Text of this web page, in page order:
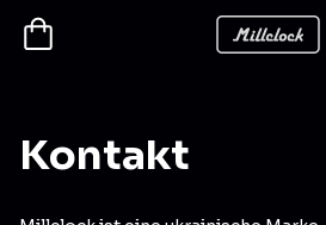
Kontakt